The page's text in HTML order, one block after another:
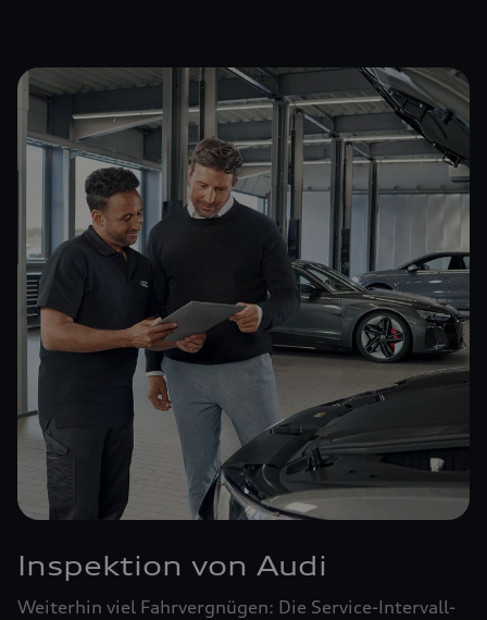
Inspektion von Audi
Weiterhin viel Fahrvergnügen: Die Service-Intervall-